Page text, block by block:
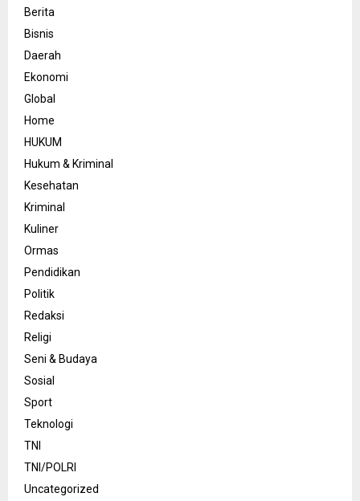
Berita
Bisnis
Daerah
Ekonomi
Global
Home
HUKUM
Hukum & Kriminal
Kesehatan
Kriminal
Kuliner
Ormas
Pendidikan
Politik
Redaksi
Religi
Seni & Budaya
Sosial
Sport
Teknologi
TNI
TNI/POLRI
Uncategorized